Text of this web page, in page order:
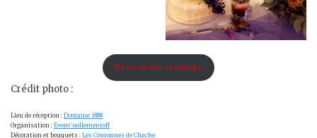
Réserve ton essayage
Crédit photo :
Lieu de réception : Domaine 1888
Organisation : Event’uellementoff
Décoration et bouquets : Les Couronnes de Chache